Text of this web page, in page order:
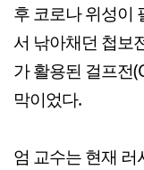
후 코로나 위성이
서 낚아채던 첩보
가 활용된 걸프전
막이었다.
엄 교수는 현재